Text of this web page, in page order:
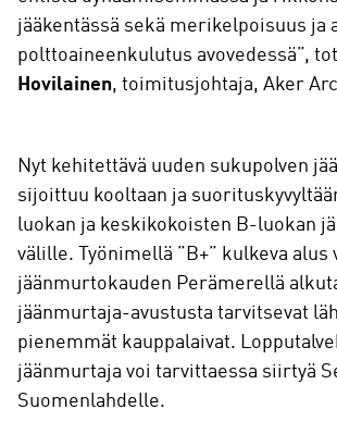
jääkentässä sekä merikelpoisuus ja
polttoaineenkulutus avovedessä”,
Hovilainen, toimitusjohtaja, Aker
Nyt kehitettävä uuden sukupolven
sijoittuu kooltaan ja
luokan ja keskikokoisten B-luokan
välille. Työnimellä ”B+” kulkeva alus
jäänmurtokauden Perämerellä
jäänmurtaja-avustusta tarvitsevat
pienemmät kauppalaivat.
jäänmurtaja voi tarvittaessa siirtyä
Suomenlahdelle.